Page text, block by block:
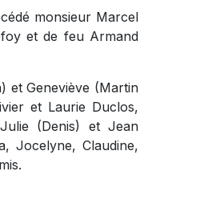
monsieur Marcel
et de feu Armand
et Geneviève (Martin
et Laurie Duclos,
(Denis) et Jean
Jocelyne, Claudine,